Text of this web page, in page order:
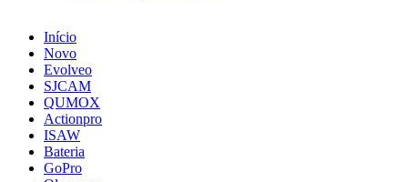
Início
Novo
Evolveo
SJCAM
QUMOX
Actionpro
ISAW
Bateria
GoPro